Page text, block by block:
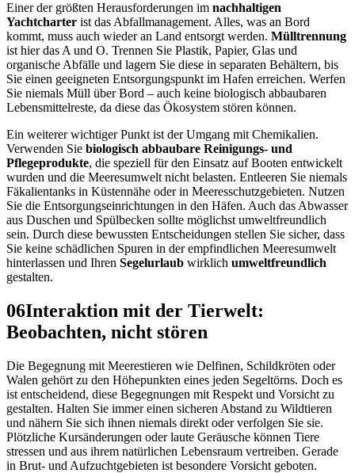
Einer der größten Herausforderungen im nachhaltigen
Yachtcharter ist das Abfallmanagement. Alles, was an Bord
kommt, muss auch wieder an Land entsorgt werden. Mülltrennung
ist hier das A und O. Trennen Sie Plastik, Papier, Glas und
organische Abfälle und lagern Sie diese in separaten Behältern, bis
Sie einen geeigneten Entsorgungspunkt im Hafen erreichen. Werfen
Sie niemals Müll über Bord – auch keine biologisch abbaubaren
Lebensmittelreste, da diese das Ökosystem stören können.
Ein weiterer wichtiger Punkt ist der Umgang mit Chemikalien.
Verwenden Sie biologisch abbaubare Reinigungs- und
Pflegeprodukte, die speziell für den Einsatz auf Booten entwickelt
wurden und die Meeresumwelt nicht belasten. Entleeren Sie niemals
Fäkalientanks in Küstennähe oder in Meeresschutzgebieten. Nutzen
Sie die Entsorgungseinrichtungen in den Häfen. Auch das Abwasser
aus Duschen und Spülbecken sollte möglichst umweltfreundlich
sein. Durch diese bewussten Entscheidungen stellen Sie sicher, dass
Sie keine schädlichen Spuren in der empfindlichen Meeresumwelt
hinterlassen und Ihren Segelurlaub wirklich umweltfreundlich
gestalten.
06Interaktion mit der Tierwelt:
Beobachten, nicht stören
Die Begegnung mit Meerestieren wie Delfinen, Schildkröten oder
Walen gehört zu den Höhepunkten eines jeden Segeltörns. Doch es
ist entscheidend, diese Begegnungen mit Respekt und Vorsicht zu
gestalten. Halten Sie immer einen sicheren Abstand zu Wildtieren
und nähern Sie sich ihnen niemals direkt oder verfolgen Sie sie.
Plötzliche Kursänderungen oder laute Geräusche können Tiere
stressen und aus ihrem natürlichen Lebensraum vertreiben. Gerade
in Brut- und Aufzuchtgebieten ist besondere Vorsicht geboten.